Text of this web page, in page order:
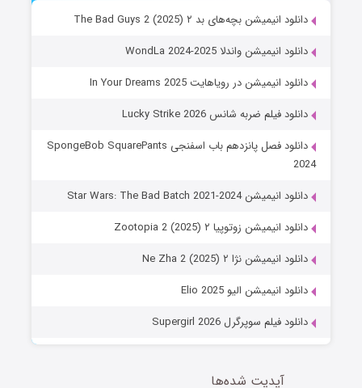
دانلود انیمیشن بچه‌های بد ۲ The Bad Guys 2 (2025)
دانلود انیمیشن واندلا WondLa 2024-2025
دانلود انیمیشن در رویاهایت In Your Dreams 2025
دانلود فیلم ضربه شانس Lucky Strike 2026
دانلود فصل پانزدهم باب اسفنجی SpongeBob SquarePants
2024
دانلود انیمیشن Star Wars: The Bad Batch 2021-2024
دانلود انیمیشن زوتوپیا ۲ Zootopia 2 (2025)
دانلود انیمیشن نژا ۲ Ne Zha 2 (2025)
دانلود انیمیشن الیو Elio 2025
دانلود فیلم سوپرگرل Supergirl 2026
آپدیت شده‌ها